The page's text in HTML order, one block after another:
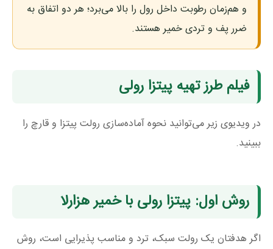
و هم‌زمان رطوبت داخل رول را بالا می‌برد؛ هر دو اتفاق به
ضرر پف و تردی خمیر هستند.
فیلم طرز تهیه پیتزا رولی
در ویدیوی زیر می‌توانید نحوه آماده‌سازی رولت پیتزا و قارچ را
ببینید.
روش اول: پیتزا رولی با خمیر هزارلا
اگر هدفتان یک رولت سبک، ترد و مناسب پذیرایی است، روش